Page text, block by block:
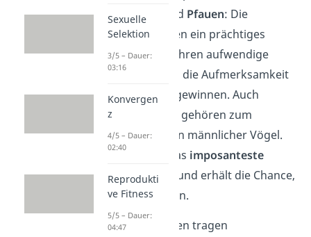
Paradiesvögel
und Pfauen: Die
Männchen besitzen ein prächtiges
Federkleidund führen aufwendige
Balztänze
auf, um die Aufmerksamkeit
der Weibchen zu gewinnen. Auch
spezielle
gehören zum
Paarungsverhalten männlicher Vögel.
Meist setzt sich das imposanteste
Männchendurch und erhält die Chance,
sich fortzupflanzen.
Weibchen
hingegen tragen
Sexuelle
Selektion
3/5 – Dauer:
03:16
Konvergen
z
4/5 – Dauer:
02:40
Reprodukti
ve Fitness
5/5 – Dauer:
04:47